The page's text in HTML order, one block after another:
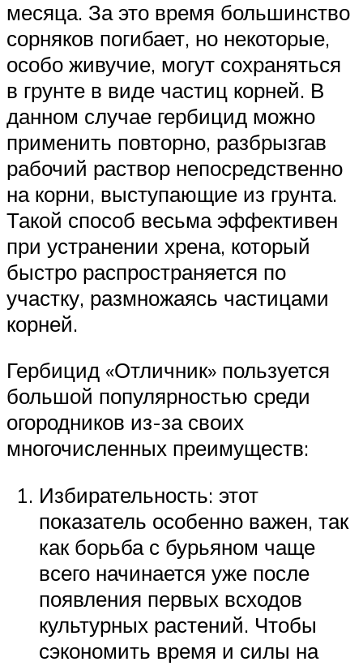
месяца. За это время большинство
сорняков погибает, но некоторые,
особо живучие, могут сохраняться
в грунте в виде частиц корней. В
данном случае гербицид можно
применить повторно, разбрызгав
рабочий раствор непосредственно
на корни, выступающие из грунта.
Такой способ весьма эффективен
при устранении хрена, который
быстро распространяется по
участку, размножаясь частицами
корней.
Гербицид «Отличник» пользуется
большой популярностью среди
огородников из-за своих
многочисленных преимуществ:
Избирательность: этот
показатель особенно важен, так
как борьба с бурьяном чаще
всего начинается уже после
появления первых всходов
культурных растений. Чтобы
сэкономить время и силы на